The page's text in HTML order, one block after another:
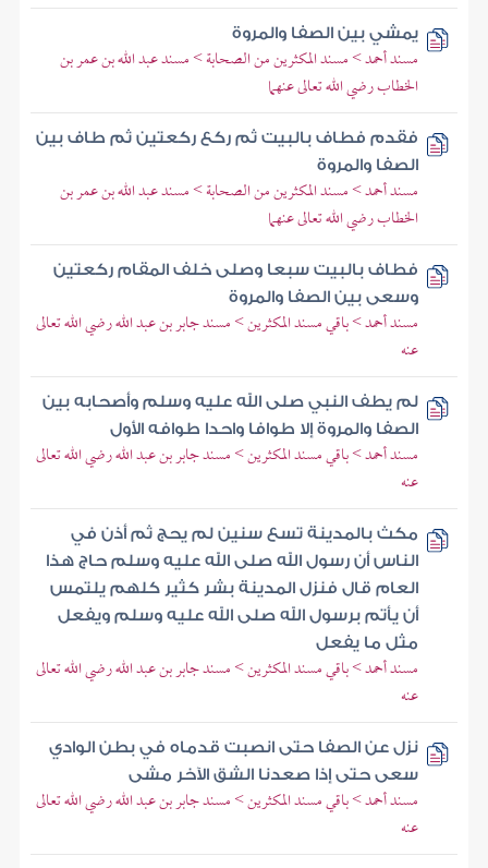
يمشي بين الصفا والمروة
مسند أحمد > مسند المكثرين من الصحابة > مسند عبد الله بن عمر بن
الخطاب رضي الله تعالى عنهما
فقدم فطاف بالبيت ثم ركع ركعتين ثم طاف بين
الصفا والمروة
مسند أحمد > مسند المكثرين من الصحابة > مسند عبد الله بن عمر بن
الخطاب رضي الله تعالى عنهما
فطاف بالبيت سبعا وصلى خلف المقام ركعتين
وسعى بين الصفا والمروة
مسند أحمد > باقي مسند المكثرين > مسند جابر بن عبد الله رضي الله تعالى
عنه
لم يطف النبي صلى الله عليه وسلم وأصحابه بين
الصفا والمروة إلا طوافا واحدا طوافه الأول
مسند أحمد > باقي مسند المكثرين > مسند جابر بن عبد الله رضي الله تعالى
عنه
مكث بالمدينة تسع سنين لم يحج ثم أذن في
الناس أن رسول الله صلى الله عليه وسلم حاج هذا
العام قال فنزل المدينة بشر كثير كلهم يلتمس
أن يأتم برسول الله صلى الله عليه وسلم ويفعل
مثل ما يفعل
مسند أحمد > باقي مسند المكثرين > مسند جابر بن عبد الله رضي الله تعالى
عنه
نزل عن الصفا حتى انصبت قدماه في بطن الوادي
سعى حتى إذا صعدنا الشق الآخر مشى
مسند أحمد > باقي مسند المكثرين > مسند جابر بن عبد الله رضي الله تعالى
عنه